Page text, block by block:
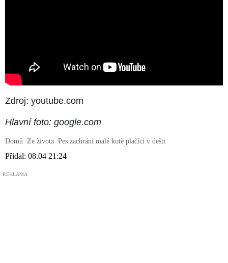
Zdroj: youtube.com
Hlavní foto: google.com
Domů Ze života Pes zachrání malé kotě plačící v dešti
Přidal: 08.04 21:24
REKLAMA